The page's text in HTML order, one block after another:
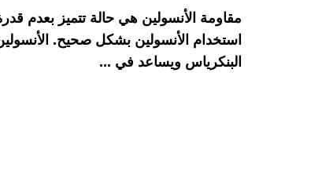
مقاومة الأنسولين هي حالة تتميز بعدم
استخدام الأنسولين بشكل صحيح.
البنكرياس ويساعد في ...